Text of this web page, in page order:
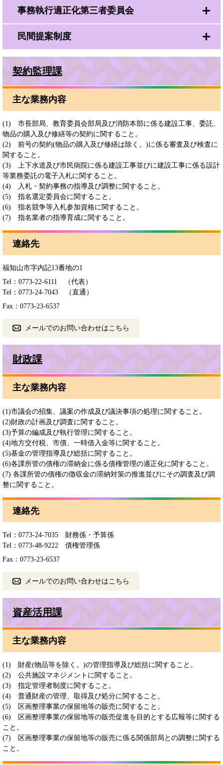
事務執行適正化第三者委員会
民間提案制度
契約監理課
主な業務内容
(1) 市長部局、教育委員会部局及び消防本部に係る建設工事、委託、
物品の購入及び修繕等の契約に関すること。
(2) 前号の契約(物品の購入及び修繕は除く。)に係る審査及び検査に
関すること。
(3) 上下水道及び市民病院に係る建設工事並びに建設工事に係る設計
等業務委託の電子入札に関すること。
(4) 入札・契約事務の指導及び調整に関すること。
(5) 指名選定委員会に関すること。
(6) 指名競争等入札参加資格に関すること。
(7) 指名業者の指導育成に関すること。
連絡先
福知山市字内記13番地の1
Tel：0773-22-6111
（代表）
Tel：0773-24-7043
（直通）
Fax：0773-23-6537
メールでのお問い合わせはこちら
財政課
主な業務内容
(1)市議会の招集、議案の作成及び議決事項の処理に関すること。
(2)財政の計画及び調査に関すること。
(3)予算の編成及び執行管理に関すること。
(4)地方交付税、市債、一時借入金等に関すること。
(5)基金の管理指導及び総括に関すること。
(6)各課所管の債権の滞納金に係る債権管理の適正化に関すること。
(7) 各課所管の債権の徴収金の滞納対策の推進並びにその調査及び調
整に関すること。
連絡先
Tel：0773-24-7035
財務係・予算係
Tel：0773-48-9222
債権管理係
Fax：0773-23-6537
メールでのお問い合わせはこちら
資産活用課
主な業務内容
(1) 財産(物品等を除く。)の管理指導及び総括に関すること。
(2) 公共施設マネジメントに関すること。
(3) 指定管理者制度に関すること。
(4) 普通財産の管理、取得及び処分に関すること。
(5) 区画整理事業の保留地等の販売に関すること。
(6) 区画整理事業の保留地等の販売促進を目的とする広報等に関する
こと。
(7) 区画整理事業の保留地等の販売に係る関係部局との調整に関する
こと。